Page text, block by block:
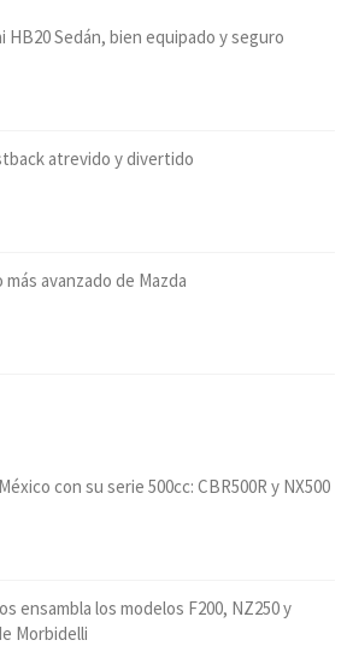
HB20 Sedán, bien equipado y seguro
atrevido y divertido
más avanzado de Mazda
con su serie 500cc: CBR500R y NX500
ensambla los modelos F200, NZ250 y
Morbidelli